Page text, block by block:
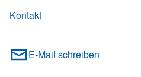
Kontakt
E-Mail schreiben